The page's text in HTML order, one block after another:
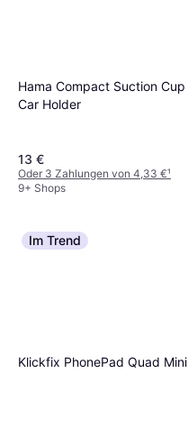
Hama Compact Suction Cup
Car Holder
13 €
Oder 3 Zahlungen von 4,33 €¹
9+ Shops
Im Trend
Klickfix PhonePad Quad Mini